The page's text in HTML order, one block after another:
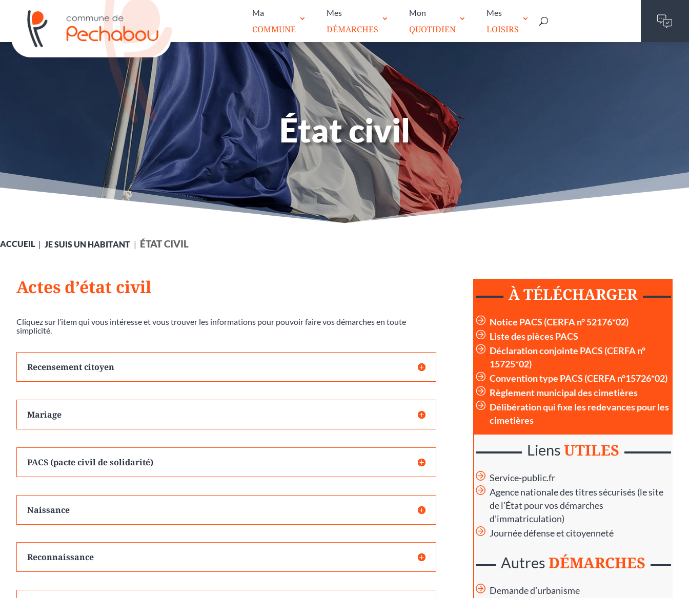
Ma
COMMUNE
Mes
DÉMARCHES
Mon
QUOTIDIEN
Mes
LOISIRS
État civil
ACCUEIL JE SUIS UN HABITANT ÉTAT CIVIL
Actes d’état civil
Cliquez sur l’item qui vous intéresse et vous trouver les informations pour pouvoir faire vos démarches en toute
simplicité.
Recensement citoyen
Mariage
PACS (pacte civil de solidarité)
Naissance
Reconnaissance
À TÉLÉCHARGER
Notice PACS (CERFA n° 52176*02)
Liste des pièces PACS
Déclaration conjointe PACS (CERFA n°
15725*02)
Convention type PACS (CERFA n°15726*02)
Règlement municipal des cimetières
Délibération qui fixe les redevances pour les
cimetières
LiensUTILES
Service-public.fr
Agence nationale des titres sécurisés (le site
de l’État pour vos démarches
d’immatriculation)
Journée défense et citoyenneté
AutresDÉMARCHES
Demande d’urbanisme